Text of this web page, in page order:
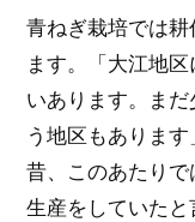
青ねぎ栽培では
ます。「大江地
いあります。ま
う地区もあります
昔、このあたり
生産をしていた